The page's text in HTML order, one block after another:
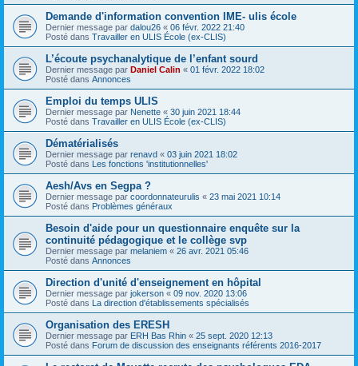
Demande d'information convention IME- ulis école
Dernier message par dalou26 « 06 févr. 2022 21:40
Posté dans Travailler en ULIS École (ex-CLIS)
L’écoute psychanalytique de l’enfant sourd
Dernier message par Daniel Calin « 01 févr. 2022 18:02
Posté dans Annonces
Emploi du temps ULIS
Dernier message par Nenette « 30 juin 2021 18:44
Posté dans Travailler en ULIS École (ex-CLIS)
Dématérialisés
Dernier message par renavd « 03 juin 2021 18:02
Posté dans Les fonctions 'institutionnelles'
Aesh/Avs en Segpa ?
Dernier message par coordonnateurulis « 23 mai 2021 10:14
Posté dans Problèmes généraux
Besoin d'aide pour un questionnaire enquête sur la
continuité pédagogique et le collège svp
Dernier message par melaniem « 26 avr. 2021 05:46
Posté dans Annonces
Direction d'unité d'enseignement en hôpital
Dernier message par jokerson « 09 nov. 2020 13:06
Posté dans La direction d'établissements spécialisés
Organisation des ERESH
Dernier message par ERH Bas Rhin « 25 sept. 2020 12:13
Posté dans Forum de discussion des enseignants référents 2016-2017